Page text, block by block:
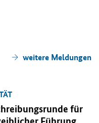
wei­te­re Mel­dun­gen
für